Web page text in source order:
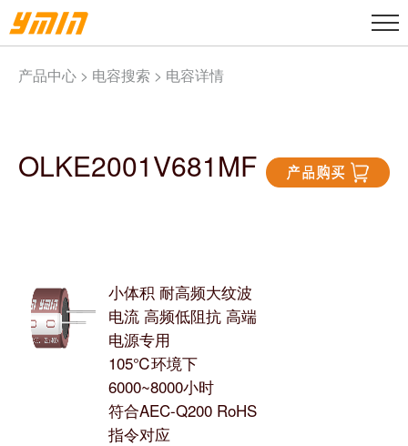
产品中心 > 电容搜索 > 电容详情
OLKE2001V681MF
小体积 耐高频大纹波
电流 高频低阻抗 高端
电源专用
105℃环境下
6000~8000小时
符合AEC-Q200 RoHS
指令对应